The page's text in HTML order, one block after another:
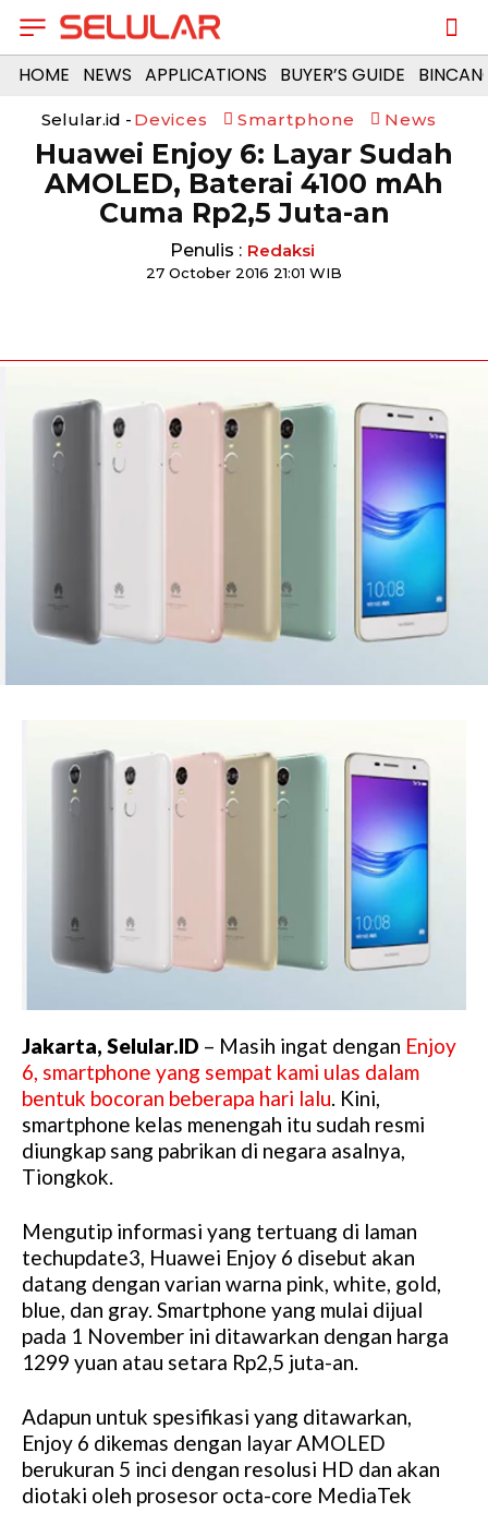
HOME NEWS APPLICATIONS BUYER’S GUIDE
Selular.id - Devices Smartphone News
Huawei Enjoy 6: Layar Sudah
AMOLED, Baterai 4100 mAh
Cuma Rp2,5 Juta-an
Penulis : Redaksi
27 October 2016 21:01 WIB
Jakarta, Selular.ID – Masih ingat dengan Enjoy
6, smartphone yang sempat kami ulas dalam
bentuk bocoran beberapa hari lalu. Kini,
smartphone kelas menengah itu sudah resmi
diungkap sang pabrikan di negara asalnya,
Tiongkok.
Mengutip informasi yang tertuang di laman
techupdate3, Huawei Enjoy 6 disebut akan
datang dengan varian warna pink, white, gold,
blue, dan gray. Smartphone yang mulai dijual
pada 1 November ini ditawarkan dengan harga
1299 yuan atau setara Rp2,5 juta-an.
Adapun untuk spesifikasi yang ditawarkan,
Enjoy 6 dikemas dengan layar AMOLED
berukuran 5 inci dengan resolusi HD dan akan
diotaki oleh prosesor octa-core MediaTek